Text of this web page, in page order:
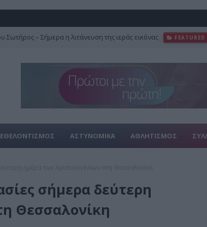
– Σήμερα η λιτάνευση της ιεράς εικόνας FEATURED
ΕΘΕΛΟΝΤΙΣΜΟΣ ΑΣΤΥΝΟΜΙΚΑ ΑΘΛΗΤΙΣΜΟΣ
σήμερα δεύτερη
Θεσσαλονίκη